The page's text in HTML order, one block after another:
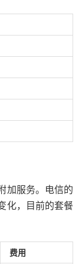
加服务。电信的
化，目前的套餐
费用